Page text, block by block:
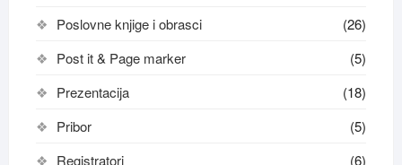
Poslovne knjige i obrasci
(26)
Post it & Page marker
(5)
Prezentacija
(18)
Pribor
(5)
Registratori
(6)